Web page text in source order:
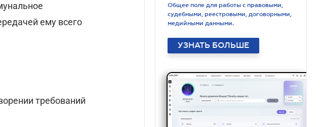
ему всего
требований
Общее поле для работы с правовыми,
судебными, реестровыми, договорными,
медийными данными.
УЗНАТЬ БОЛЬШЕ